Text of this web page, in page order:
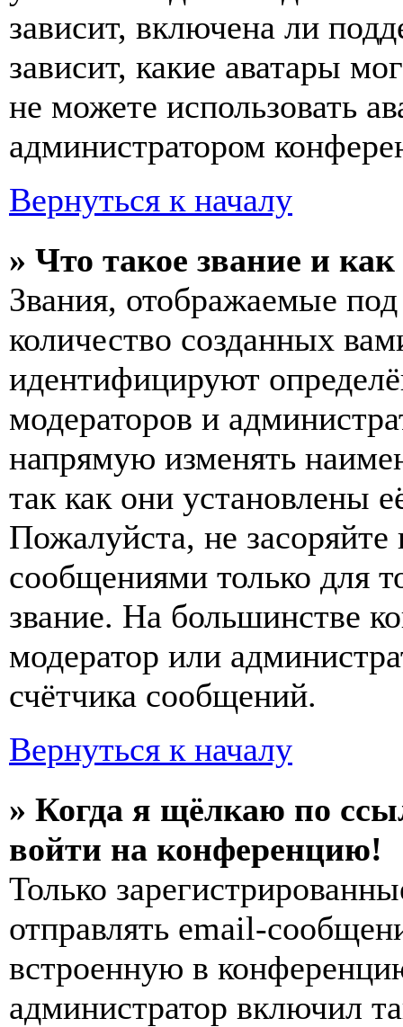
зависит, включена ли
зависит, какие аватары
не можете использовать
администратором
Вернуться к началу
» Что такое звание и
Звания, отображаемые
количество созданных
идентифицируют
модераторов и
напрямую изменять
так как они установлены
Пожалуйста, не
сообщениями только для
звание. На большинстве
модератор или
счётчика сообщений.
Вернуться к началу
» Когда я щёлкаю по
войти на конференцию!
Только
отправлять email-
встроенную в
администратор включил